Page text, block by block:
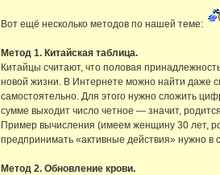
Вот ещё несколько методов по нашей теме:
Метод 1. Китайская таблица.
Китайцы считают, что половая
новой жизни. В Интернете можно найти даже
самостоятельно. Для этого нужно сложить
сумме выходит число четное — значит,
Пример вычисления (имеем женщину 30 лет,
предпринимать «активные действия» нужно
Метод 2. Обновление крови.